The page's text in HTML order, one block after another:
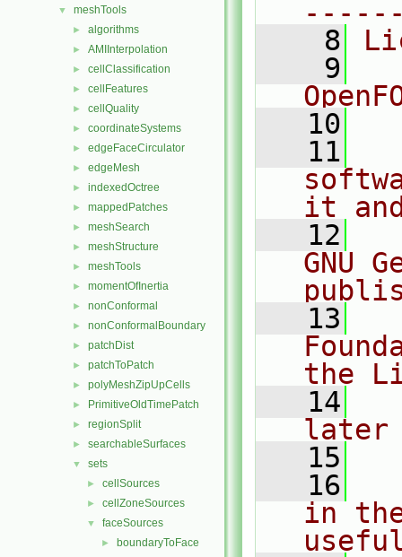
▼ meshTools
► algorithms
► AMIInterpolation
► cellClassification
► cellFeatures
► cellQuality
► coordinateSystems
► edgeFaceCirculator
► edgeMesh
► indexedOctree
► mappedPatches
► meshSearch
► meshStructure
► meshTools
► momentOfInertia
► nonConformal
► nonConformalBoundary
► patchDist
► patchToPatch
► polyMeshZipUpCells
► PrimitiveOldTimePatch
► regionSplit
► searchableSurfaces
▼ sets
► cellSources
► cellZoneSources
▼ faceSources
► boundaryToFace
    8
    9
   10
   11
it
   12
GNU
   13
the
   14
later
   15
   16
in